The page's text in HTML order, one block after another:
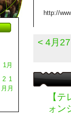
1月
2
月
1
月
http://
< 4月
【
ォン